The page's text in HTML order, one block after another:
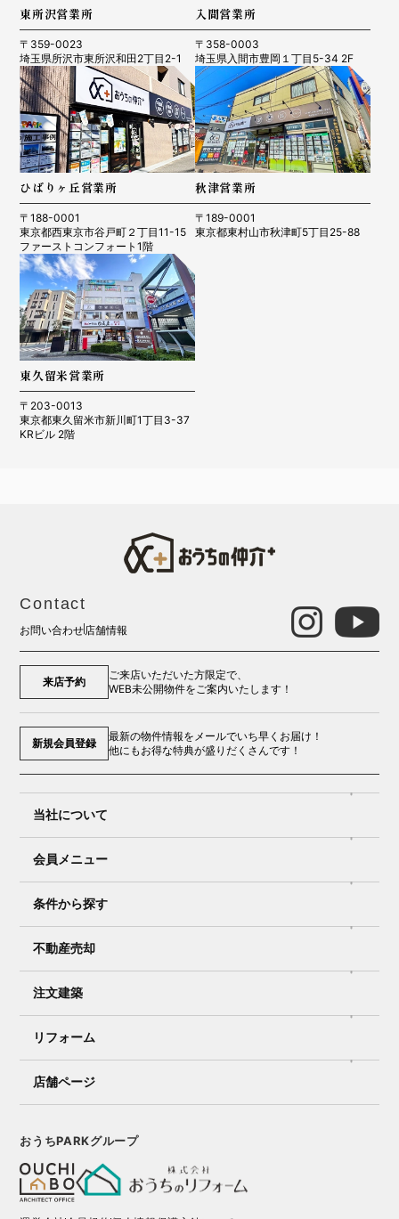
東所沢営業所
〒359-0023
埼玉県所沢市東所沢和田2丁目2-1
入間営業所
〒358-0003
埼玉県入間市豊岡１丁目5-34 2F
ひばりヶ丘営業所
〒188-0001
東京都西東京市谷戸町２丁目11-15
ファーストコンフォート1階
秋津営業所
〒189-0001
東京都東村山市秋津町5丁目25-88
東久留米営業所
〒203-0013
東京都東久留米市新川町1丁目3-37
KRビル 2階
Contact
お問い合わせ店舗情報
来店予約
ご来店いただいた方限定で、
WEB未公開物件をご案内いたします！
新規会員登録
最新の物件情報をメールでいち早くお届け！
他にもお得な特典が盛りだくさんです！
当社について
会員メニュー
条件から探す
不動産売却
注文建築
リフォーム
店舗ページ
おうちPARKグループ